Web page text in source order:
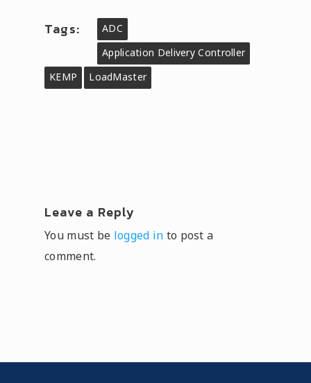
Tags:
ADC
Application Delivery Controller
KEMP
LoadMaster
Leave a Reply
You must be logged in to post a
comment.